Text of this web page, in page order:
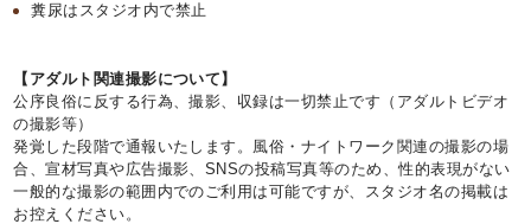
糞尿はスタジオ内で禁止
【アダルト関連撮影について】
公序良俗に反する行為、撮影、収録は一切禁止です（アダルトビデオ
の撮影等）
発覚した段階で通報いたします。風俗・ナイトワーク関連の撮影の場
合、宣材写真や広告撮影、SNSの投稿写真等のため、性的表現がない
一般的な撮影の範囲内でのご利用は可能ですが、スタジオ名の掲載は
お控えください。